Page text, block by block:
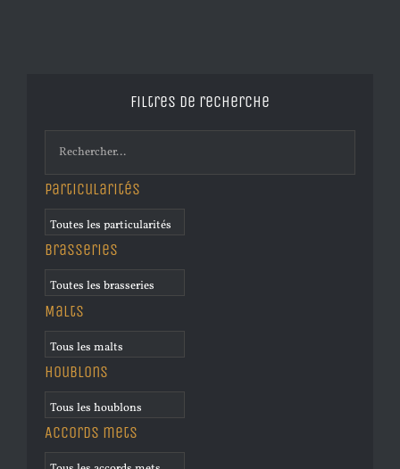
Filtres de recherche
Particularités
Brasseries
Malts
Houblons
Accords mets